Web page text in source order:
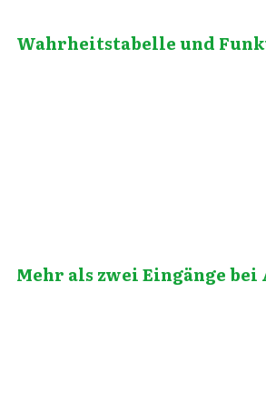
Wahrheitstabelle und
Mehr als zwei Eingänge bei